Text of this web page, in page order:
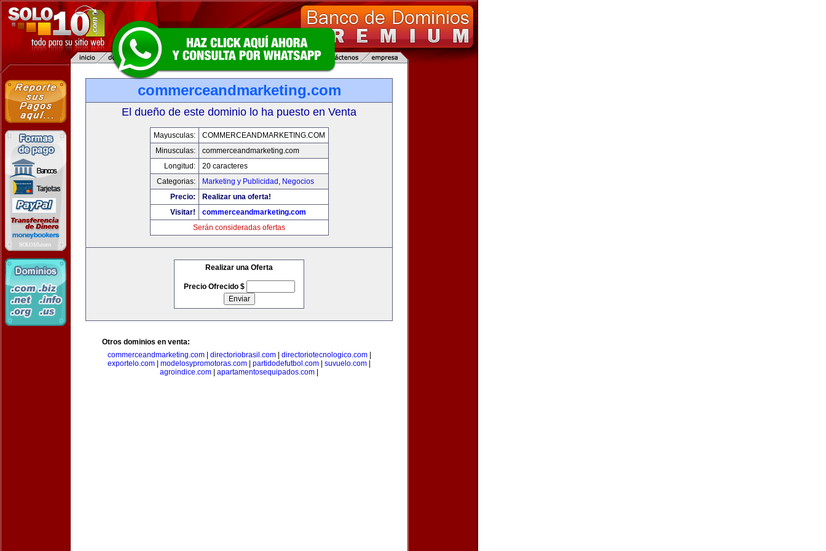
commerceandmarketing.com
El dueño de este dominio lo ha puesto en Venta
Mayusculas:
COMMERCEANDMARKETING.COM
Minusculas:
commerceandmarketing.com
Longitud:
20 caracteres
Categorias:
Marketing y Publicidad , Negocios
Precio:
Realizar una oferta!
Visitar!
commerceandmarketing.com
Serán consideradas ofertas
Realizar una Oferta
Precio Ofrecido $
Otros dominios en venta:
commerceandmarketing.com| directoriobrasil.com| directoriotecnologico.com|
exportelo.com
modelosypromotoras.com partidodefutbol.com suvuelo.com
agroindice.com
apartamentosequipados.com